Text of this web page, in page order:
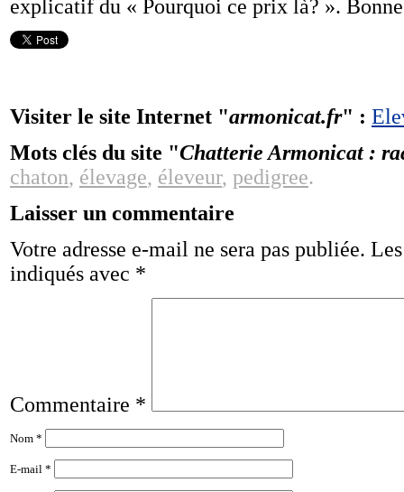
explicatif du « Pourquoi ce prix là? ».
Visiter le site Internet "armonicat.fr" :
Mots clés du site "Chatterie Armonicat :
chaton, élevage, éleveur, pedigree.
Laisser un commentaire
Votre adresse e-mail ne sera pas publiée.
indiqués avec *
Commentaire *
Nom *
E-mail *